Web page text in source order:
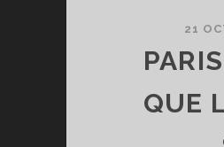
21
QUE